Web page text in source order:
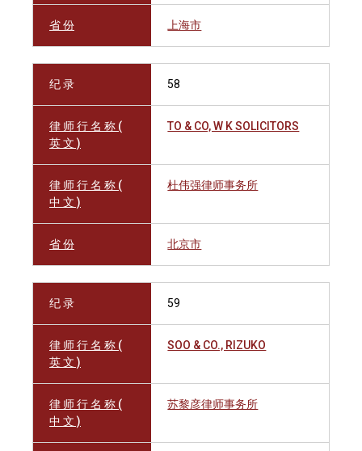
省 份 上海市
纪 录 58
律 师 行 名 称 (
英 文 )
TO & CO, W K SOLICITORS
律 师 行 名 称 (
中 文 )
杜伟强律师事务所
省 份 北京市
纪 录 59
律 师 行 名 称 (
英 文 )
SOO & CO., RIZUKO
律 师 行 名 称 (
中 文 )
苏黎彦律师事务所